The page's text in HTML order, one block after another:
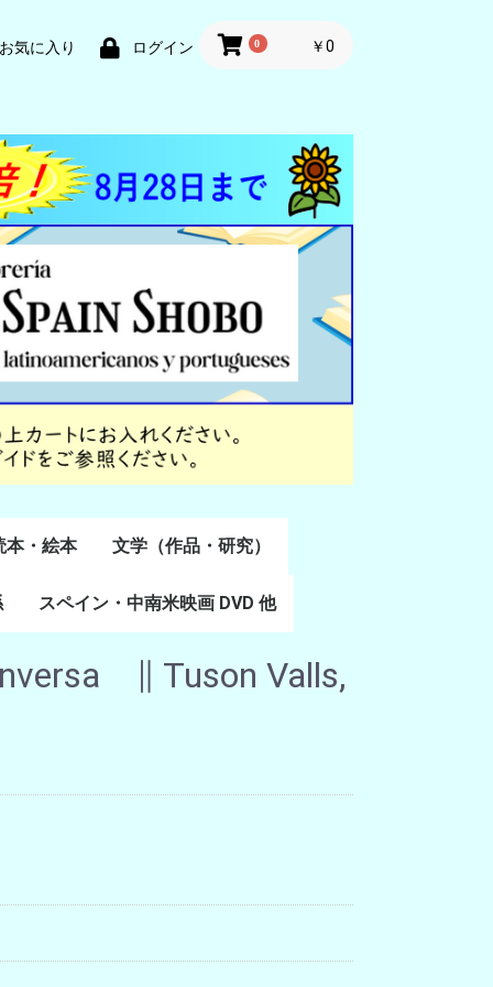
お気に入り ログイン 0 ￥0
本・絵本 文学（作品・研究）
スペイン語文学
ポルトガル語文学
カタルーニャ文学
バスク文学
その他
スペイン・中南米映画 DVD 他
∥ Tuson Valls,